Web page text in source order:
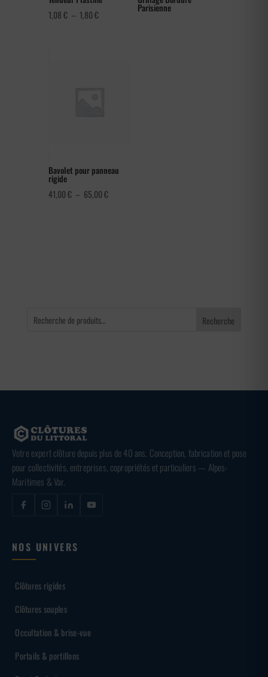
1,08€ – 1,80€Plage
Parisienne
Bavolet pour panneau
rigide
41,00€ – 65,00€Plage
Recherche
Votre expert clôture depuis plus de 40 ans. Conception, fabrication et pose
pour collectivités, entreprises, copropriétés et particuliers — Alpes-
Maritimes & Var.
NOS UNIVERS
Clôtures rigides
Clôtures souples
Occultation & brise-vue
Portails & portillons